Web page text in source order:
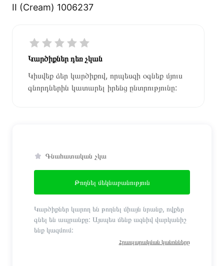
II (Cream) 1006237
Կարծիքներ դեռ չկան
Կիսվեք ձեր կարծիքով, որպեսզի օգնեք մյուս
գնորդներին կատարել իրենց ընտրությունը:
Գնահատական չկա
Թողնել մեկնաբանություն
Կարծիքներ կարող են թողնել միայն նրանք, ովքեր
գնել են ապրանքը: Այսպես մենք ազնիվ վարկանիշ
ենք կազմում:
Հրապարակման կանոնները